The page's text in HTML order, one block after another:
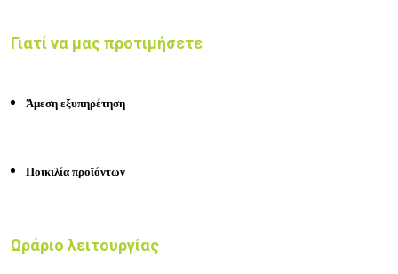
Γιατί να μας προτιμήσετε
Άμεση εξυπηρέτηση
Ποικιλία προϊόντων
Ωράριο λειτουργίας